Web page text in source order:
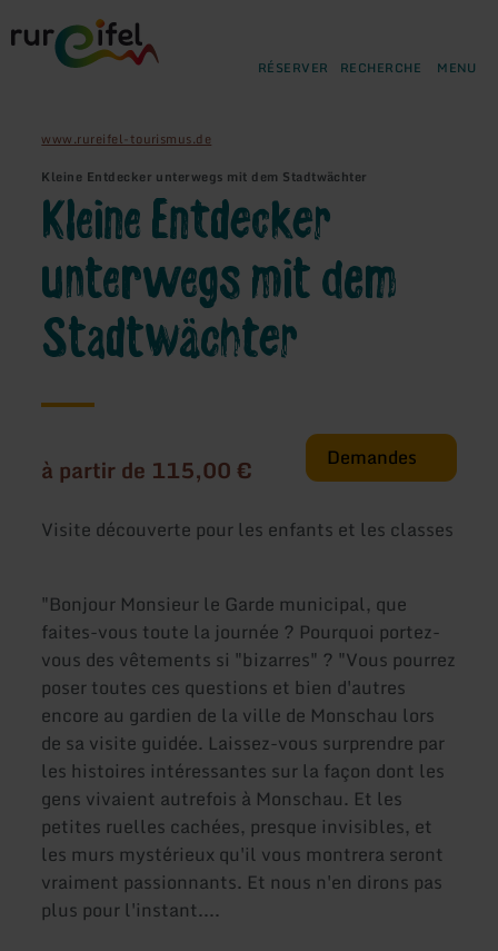
Retour
à
RÉSERVER RECHERCHE MENU
www.rureifel-tourismus.de
Kleine Entdecker unterwegs mit dem Stadtwächter
Kleine Entdecker
unterwegs mit dem
Stadtwächter
à partir de 115,00 € Demandes
Visite découverte pour les enfants et les classes
"Bonjour Monsieur le Garde municipal, que
faites-vous toute la journée ? Pourquoi portez-
vous des vêtements si "bizarres" ? "Vous pourrez
poser toutes ces questions et bien d'autres
encore au gardien de la ville de Monschau lors
de sa visite guidée. Laissez-vous surprendre par
les histoires intéressantes sur la façon dont les
gens vivaient autrefois à Monschau. Et les
petites ruelles cachées, presque invisibles, et
les murs mystérieux qu'il vous montrera seront
vraiment passionnants. Et nous n'en dirons pas
plus pour l'instant....